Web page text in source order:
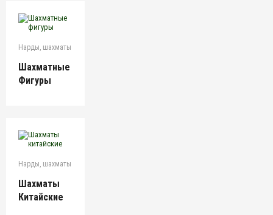
Нарды, шахматы
Шахматные
Фигуры
Нарды, шахматы
Шахматы
Китайские